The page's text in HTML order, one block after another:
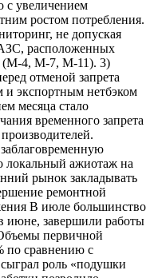
с увеличением
ростом потребления.
не допуская
расположенных
(М-4, М-7, М-11). 3)
отменой запрета
экспортным нетбэком
месяца стало
временного запрета
локальный ажиотаж на
рынок закладывать
ремонтной
В июле большинство
июне, завершили работы
первичной
по сравнению с
роль «подушки